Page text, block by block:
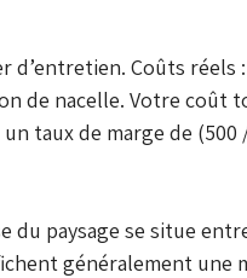
d’entretien. Coûts réels
de nacelle. Votre coût
taux de marge de (500
paysage se situe
généralement une